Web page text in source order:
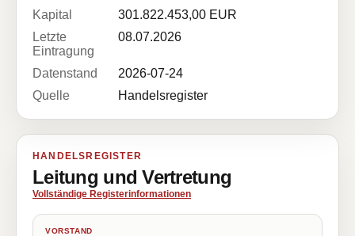
Kapital
301.822.453,00 EUR
Letzte
Eintragung
08.07.2026
Datenstand
2026-07-24
Quelle
Handelsregister
HANDELSREGISTER
Leitung und Vertretung
Vollständige Registerinformationen
VORSTAND